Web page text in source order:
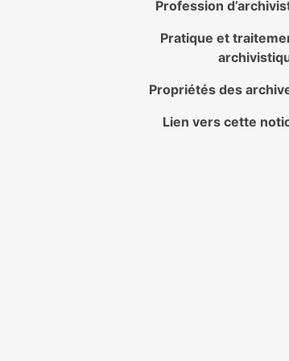
Profession
Pratique et
Propriétés des
Lien vers cette